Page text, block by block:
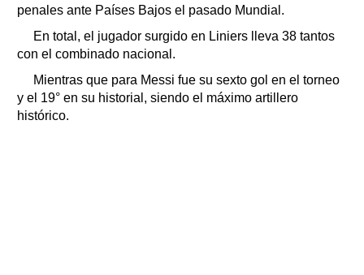
penales ante Países Bajos el pasado Mundial.
En total, el jugador surgido en Liniers lleva 38 tantos
con el combinado nacional.
Mientras que para Messi fue su sexto gol en el torneo
y el 19° en su historial, siendo el máximo artillero
histórico.